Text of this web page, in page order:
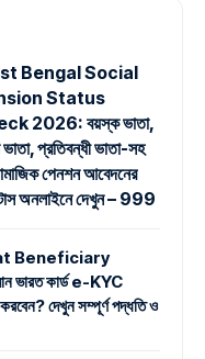
Bengal Social
Status
2026: বয়স্ক ভাতা,
ভাতা, প্রতিবন্ধী ভাতা-সহ
পেনশন আবেদনের
অনলাইনে দেখুন – 999
Beneficiary
কার্ড e-KYC
দেখুন সম্পূর্ণ পদ্ধতি ও